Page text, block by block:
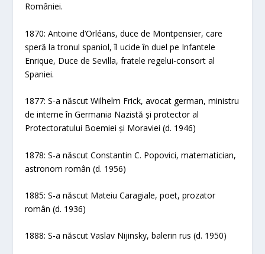
României.
1870: Antoine d’Orléans, duce de Montpensier, care
speră la tronul spaniol, îl ucide în duel pe Infantele
Enrique, Duce de Sevilla, fratele regelui-consort al
Spaniei.
1877: S-a născut Wilhelm Frick, avocat german, ministru
de interne în Germania Nazistă și protector al
Protectoratului Boemiei și Moraviei (d. 1946)
1878: S-a născut Constantin C. Popovici, matematician,
astronom român (d. 1956)
1885: S-a născut Mateiu Caragiale, poet, prozator
român (d. 1936)
1888: S-a născut Vaslav Nijinsky, balerin rus (d. 1950)